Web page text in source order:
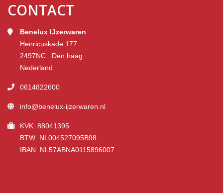
CONTACT
Benelux IJzerwaren
Henricuskade 177
2497NC Den haag
Nederland
0614822600
info@benelux-ijzerwaren.nl
KVK: 88041395
BTW: NL004527095B98
IBAN: NL57ABNA0115896007